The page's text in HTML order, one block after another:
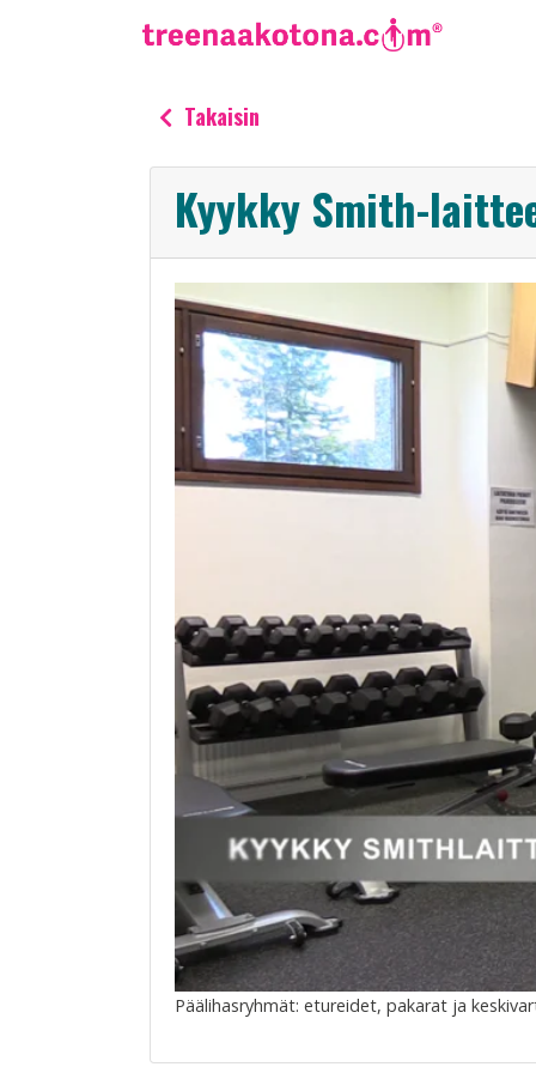
Takaisin
Kyykky Smith-
Päälihasryhmät: etureidet, pakarat ja